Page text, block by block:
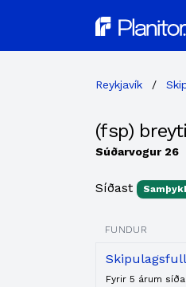
Planitor
Reykjavík /
(fsp)
Súðarvogur 26
Síðast
FUNDUR
Fyrir 5 árum